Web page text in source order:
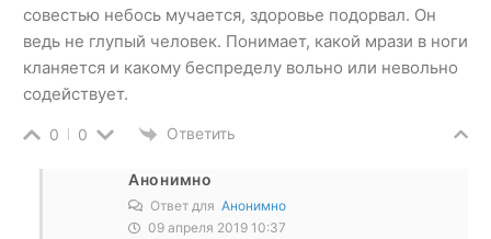
совестью небось мучается, здоровье подорвал. Он
ведь не глупый человек. Понимает, какой мрази в ноги
кланяется и какому беспределу вольно или невольно
содействует.
0 0 Ответить
Анонимно
Ответ для Анонимно
09 апреля 2019 10:37